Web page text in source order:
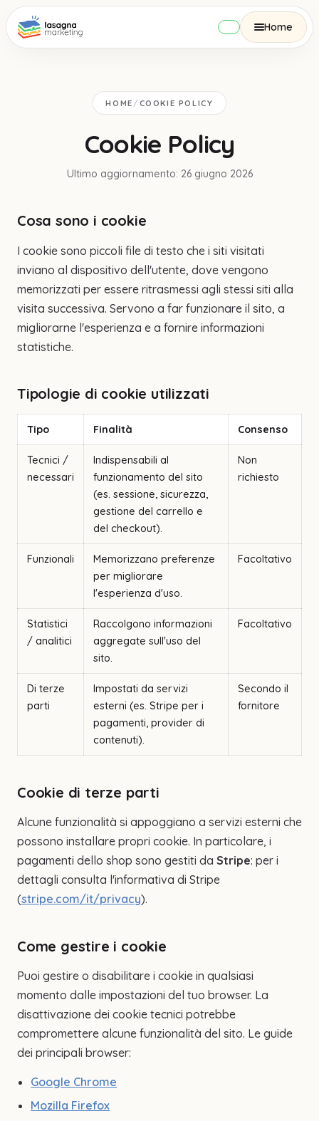
Home
HOME / COOKIE POLICY
Cookie Policy
Ultimo aggiornamento: 26 giugno 2026
Cosa sono i cookie
I cookie sono piccoli file di testo che i siti visitati
inviano al dispositivo dell'utente, dove vengono
memorizzati per essere ritrasmessi agli stessi siti alla
visita successiva. Servono a far funzionare il sito, a
migliorarne l'esperienza e a fornire informazioni
statistiche.
Tipologie di cookie utilizzati
Tipo Finalità Consenso
Tecnici /
necessari
Indispensabili al
funzionamento del sito
(es. sessione, sicurezza,
gestione del carrello e
del checkout).
Non
richiesto
Funzionali
Memorizzano preferenze
per migliorare
l'esperienza d'uso.
Facoltativo
Statistici
/ analitici
Raccolgono informazioni
aggregate sull'uso del
sito.
Facoltativo
Di terze
parti
Impostati da servizi
esterni (es. Stripe per i
pagamenti, provider di
contenuti).
Secondo il
fornitore
Cookie di terze parti
Alcune funzionalità si appoggiano a servizi esterni che
possono installare propri cookie. In particolare, i
pagamenti dello shop sono gestiti da Stripe: per i
dettagli consulta l'informativa di Stripe
(stripe.com/it/privacy).
Come gestire i cookie
Puoi gestire o disabilitare i cookie in qualsiasi
momento dalle impostazioni del tuo browser. La
disattivazione dei cookie tecnici potrebbe
compromettere alcune funzionalità del sito. Le guide
dei principali browser:
Google Chrome
Mozilla Firefox